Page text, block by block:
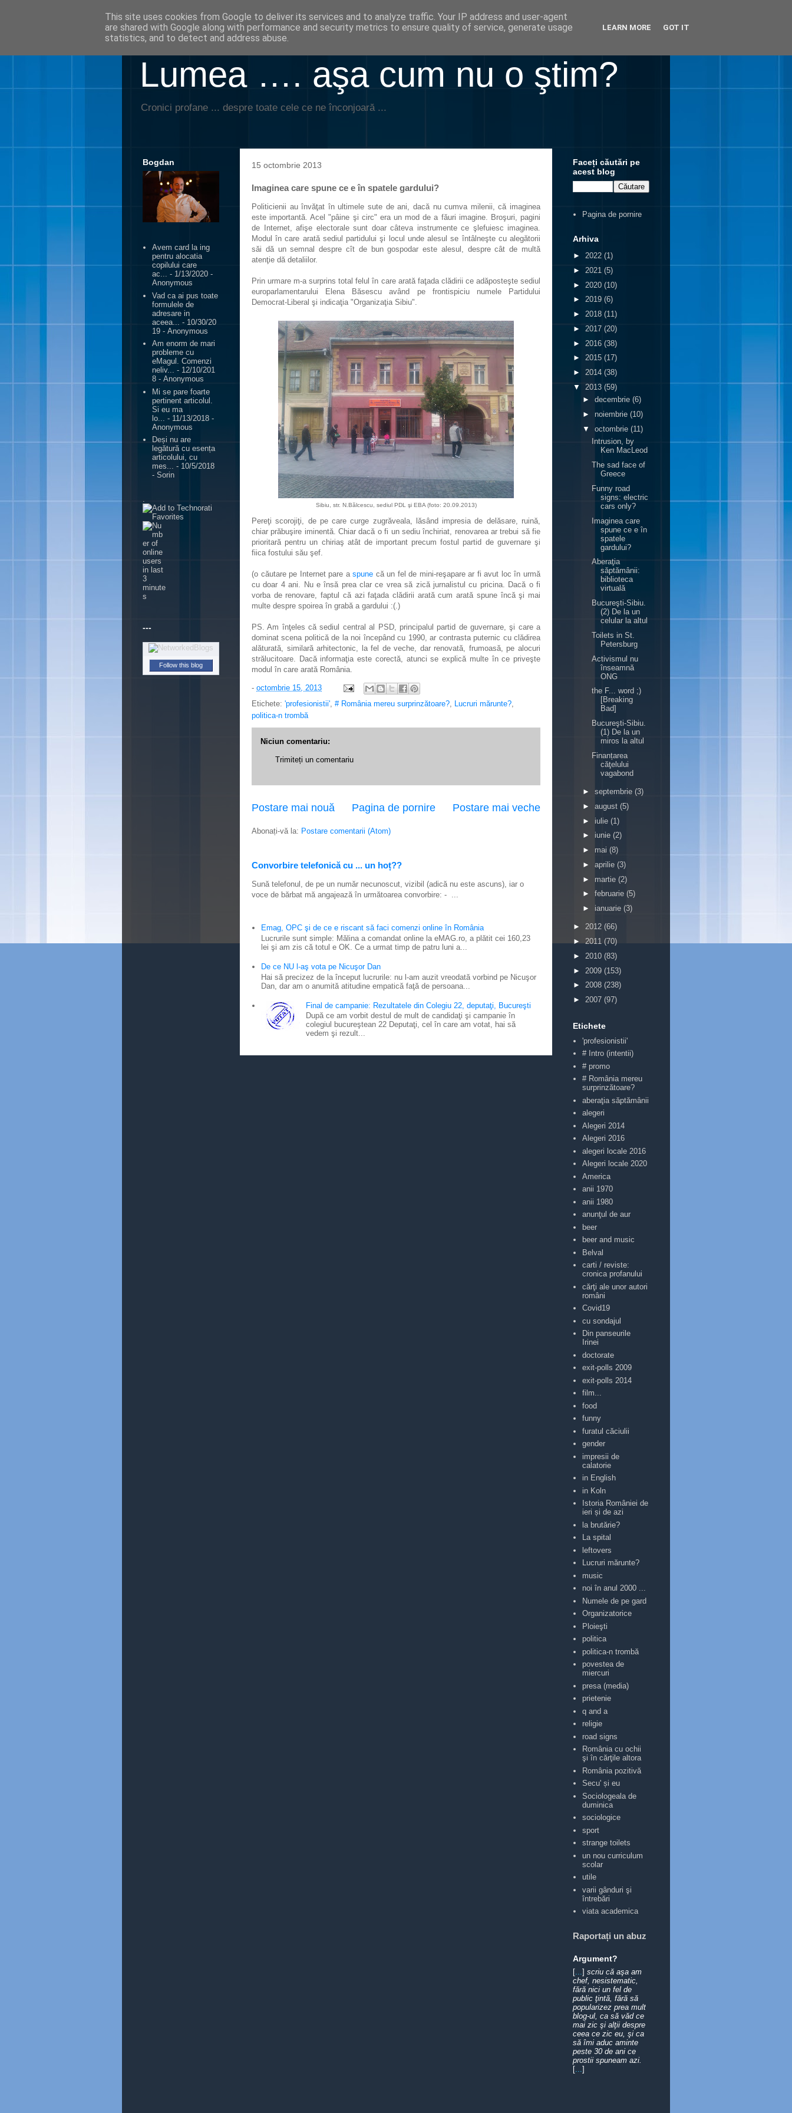
Lumea …. aşa cum nu o ştim?
Cronici profane ... despre toate cele ce ne înconjoară ...
15 octombrie 2013
Imaginea care spune ce e în spatele gardului?
Politicienii au învăţat în ultimele sute de ani, dacă nu cumva milenii, că imaginea
este importantă. Acel "pâine şi circ" era un mod de a făuri imagine. Broşuri, pagini
de Internet, afişe electorale sunt doar câteva instrumente ce şlefuiesc imaginea.
Modul în care arată sediul partidului şi locul unde alesul se întâlneşte cu alegătorii
săi dă un semnal despre cît de bun gospodar este alesul, despre cât de multă
atenţie dă detaliilor.
Prin urmare m-a surprins total felul în care arată faţada clădirii ce adăposteşte sediul
europarlamentarului Elena Băsescu având pe frontispiciu numele Partidului
Democrat-Liberal şi indicaţia "Organizaţia Sibiu".
Sibiu, str. N.Bălcescu, sediul PDL şi EBA (foto: 20.09.2013)
Pereţi scorojiţi, de pe care curge zugrăveala, lăsând impresia de delăsare, ruină,
chiar prăbuşire iminentă. Chiar dacă o fi un sediu închiriat, renovarea ar trebui să fie
prioritară pentru un chiriaş atât de important precum fostul partid de guvernare şi
fiica fostului său şef.
(o căutare pe Internet pare aspune că un fel de mini-reşapare ar fi avut loc în urmă
cu doar 4 ani. Nu e însă prea clar ce vrea să zică jurnalistul cu pricina. Dacă o fi
vorba de renovare, faptul că azi faţada clădirii arată cum arată spune încă şi mai
multe despre spoirea în grabă a gardului :(.)
PS. Am înţeles că sediul central al PSD, principalul partid de guvernare, şi care a
dominat scena politică de la noi începând cu 1990, ar contrasta puternic cu clădirea
alăturată, similară arhitectonic, la fel de veche, dar renovată, frumoasă, pe alocuri
strălucitoare. Dacă informaţia este corectă, atunci se explică multe în ce priveşte
modul în care arată România.
- octombrie 15, 2013
Etichete: 'profesionistii' # România mereu surprinzătoare? Lucruri mărunte?
politica-n trombă
Niciun comentariu:
Trimiteți un comentariu
Postare mai nouă Postare mai veche
Pagina de pornire
Abonați-vă la: Postare comentarii (Atom)
Convorbire telefonică cu ... un hoț??
Sună telefonul, de pe un număr necunoscut, vizibil (adică nu este ascuns), iar o
voce de bărbat mă angajează în următoarea convorbire: - ...
Emag, OPC şi de ce e riscant să faci comenzi online în România
Lucrurile sunt simple: Mălina a comandat online la eMAG.ro, a plătit cei 160,23
lei şi am zis că totul e OK. Ce a urmat timp de patru luni a...
De ce NU l-aş vota pe Nicuşor Dan
Hai să precizez de la început lucrurile: nu l-am auzit vreodată vorbind pe Nicuşor
Dan, dar am o anumită atitudine empatică faţă de persoana...
Final de campanie: Rezultatele din Colegiu 22, deputaţi, Bucureşti
După ce am vorbit destul de mult de candidaţi şi campanie în
colegiul bucureştean 22 Deputaţi, cel în care am votat, hai să
vedem şi rezult...
Bogdan
Avem card la ing
pentru alocatia
copilului care
ac... - 1/13/2020 -
Anonymous
Vad ca ai pus toate
formulele de
adresare in
aceea...
- 10/30/20
19 - Anonymous
Am enorm de mari
probleme cu
eMagul. Comenzi
neliv... - 12/10/201
8 - Anonymous
Mi se pare foarte
pertinent articolul.
Si eu ma
lo...
- 11/13/2018 -
Anonymous
Deși nu are
legătură cu esența
articolului, cu
mes... - 10/5/2018
- Sorin
---
Follow this blog
Faceți căutări pe
acest blog
Pagina de pornire
Arhiva
► 2022 (1)
► 2021 (5)
► 2020 (10)
► 2019 (6)
► 2018 (11)
► 2017 (20)
► 2016 (38)
► 2015 (17)
► 2014 (38)
▼ 2013 (59)
► decembrie (6)
► noiembrie (10)
▼ octombrie (11)
Intrusion, by
Ken MacLeod
The sad face of
Greece
Funny road
signs: electric
cars only?
Imaginea care
spune ce e în
spatele
gardului?
Aberaţia
săptămânii:
biblioteca
virtuală
Bucureşti-Sibiu.
(2) De la un
celular la altul
Toilets in St.
Petersburg
Activismul nu
înseamnă
ONG
the F... word ;)
[Breaking
Bad]
Bucureşti-Sibiu.
(1) De la un
miros la altul
Finanțarea
căţelului
vagabond
► septembrie (3)
► august (5)
► iulie (1)
► iunie (2)
► mai (8)
► aprilie (3)
► martie (2)
► februarie (5)
► ianuarie (3)
► 2012 (66)
►2011 (70)
► 2010 (83)
► 2009 (153)
► 2008 (238)
► 2007 (97)
Etichete
'profesionistii'
# Intro (intentii)
# promo
# România mereu
surprinzătoare?
aberaţia săptămânii
alegeri
Alegeri 2014
Alegeri 2016
alegeri locale 2016
Alegeri locale 2020
America
anii 1970
anii 1980
anunţul de aur
beer
beer and music
Belval
carti / reviste:
cronica profanului
cărţi ale unor autori
români
Covid19
cu sondajul
Din panseurile
Irinei
doctorate
exit-polls 2009
exit-polls 2014
film...
food
funny
furatul căciulii
gender
impresii de
calatorie
in English
in Koln
Istoria României de
ieri și de azi
la brutărie?
La spital
leftovers
Lucruri mărunte?
music
noi în anul 2000 ...
Numele de pe gard
Organizatorice
Ploieşti
politica
politica-n trombă
povestea de
miercuri
presa (media)
prietenie
q and a
religie
road signs
România cu ochii
şi în cărţile altora
România pozitivă
Secu' și eu
Sociologeala de
duminica
sociologice
sport
strange toilets
un nou curriculum
scolar
utile
varii gânduri şi
întrebări
viata academica
Raportați un abuz
Argument?
[ ] scriu că aşa am
chef, nesistematic,
fără nici un fel de
public ţintă, fără să
popularizez prea mult
blog-ul, ca să văd ce
mai zic şi alţii despre
ceea ce zic eu, şi ca
să îmi aduc aminte
peste 30 de ani ce
prostii spuneam azi.
[
]
This site uses cookies from Google to deliver its services and to analyze traffic. Your IP address and user-agent
are shared with Google along with performance and security metrics to ensure quality of service, generate usage
statistics, and to detect and address abuse.
LEARN MORE GOT IT